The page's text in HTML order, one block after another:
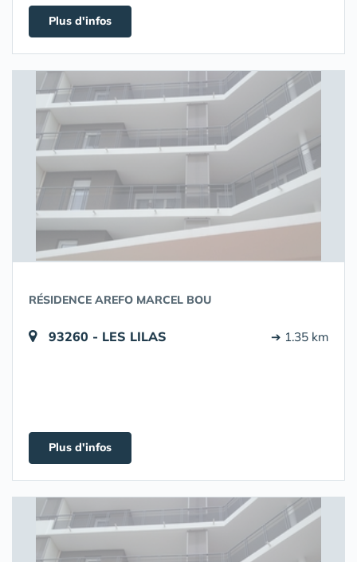
Plus d'infos
RÉSIDENCE AREFO MARCEL BOU
93260 - LES LILAS ➔ 1.35 km
Plus d'infos